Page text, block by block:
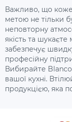
Важливо, що
метою не тільки
неповторну
якість та
забезпечує
професійну
Вибирайте
вашої кухні.
продукцією, яка